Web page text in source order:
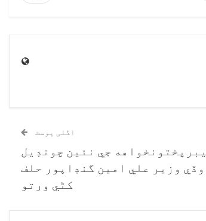
اگلی پوسٹ
جي نئين چونڊيل
وڏي وزير علي امين گنڊاپور حلف
کڻي ورتو